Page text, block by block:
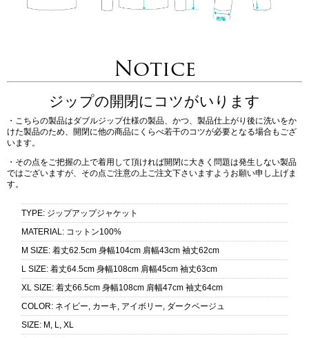
Notice
ジップの開閉にコツがいります
・こちらの製品はダブルジップ仕様の製品、かつ、製品仕上がり後に洗いをか
けた製品のため、開閉に他の商品にくらべ若干のコツが必要となる場合もござ
います。
・その点をご把握の上で着用して頂ければ開閉に大きく問題は発生しない製品
ではございますが、その点ご注意の上ご注文下さいますようお願い申し上げま
す。
TYPE: ジップアップジャケット
MATERIAL: コットン100%
M SIZE: 着丈62.5cm 身幅104cm 肩幅43cm 袖丈62cm
L SIZE: 着丈64.5cm 身幅108cm 肩幅45cm 袖丈63cm
XL SIZE: 着丈66.5cm 身幅108cm 肩幅47cm 袖丈64cm
COLOR: ネイビー, カーキ, アイボリー, ダークベージュ
SIZE: M, L, XL